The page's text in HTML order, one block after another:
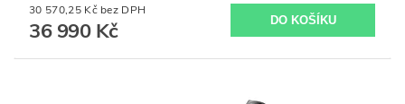
30 570,25 Kč bez DPH
36 990 Kč